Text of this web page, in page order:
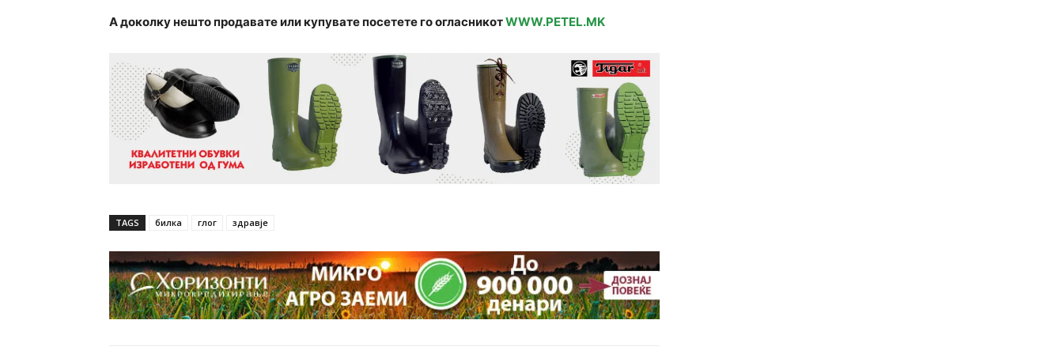
А доколку нешто продавате или купувате посетете го огласникотWWW.PETEL.MK
TAGS билка глог здравје